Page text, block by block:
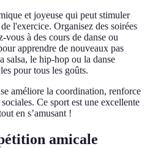
et joyeuse qui peut stimuler
l'exercice. Organisez des soirées
vous à des cours de danse ou
apprendre de nouveaux pas
salsa, le hip-hop ou la danse
pour tous les goûts.
améliore la coordination, renforce
Ce sport est une excellente
en s’amusant !
amicale